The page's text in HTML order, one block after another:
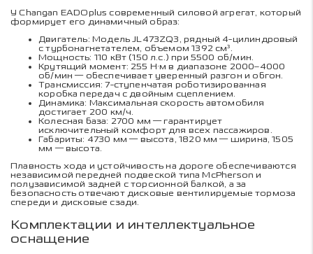
У Changan EADOplus современный силовой агрегат, который
формирует его динамичный образ:
Двигатель: Модель JL473ZQ3, рядный 4-цилиндровый
с турбонагнетателем, объемом 1392 см³.
Мощность: 110 кВт (150 л.с.) при 5500 об/мин.
Крутящий момент: 255 Н·м в диапазоне 2000–4000
об/мин — обеспечивает уверенный разгон и обгон.
Трансмиссия: 7-ступенчатая роботизированная
коробка передач с двойным сцеплением.
Динамика: Максимальная скорость автомобиля
достигает 200 км/ч.
Колесная база: 2700 мм — гарантирует
исключительный комфорт для всех пассажиров.
Габариты: 4730 мм — высота, 1820 мм — ширина, 1505
мм — высота.
Плавность хода и устойчивость на дороге обеспечиваются
независимой передней подвеской типа McPherson и
полузависимой задней с торсионной балкой, а за
безопасность отвечают дисковые вентилируемые тормоза
спереди и дисковые сзади.
Комплектации и интеллектуальное
оснащение